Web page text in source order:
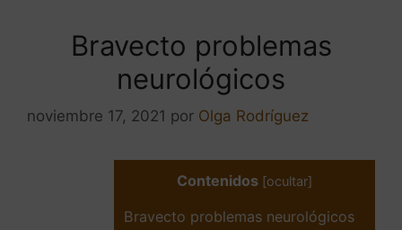
Bravecto problemas
neurológicos
noviembre 17, 2021 por Olga Rodríguez
Contenidos [ocultar]
Bravecto problemas neurológicos